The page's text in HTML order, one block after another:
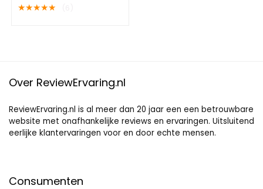
★★★★★
Over ReviewErvaring.nl
ReviewErvaring.nl is al meer dan 20 jaar een een betrouwbare
website met onafhankelijke reviews en ervaringen. Uitsluitend
eerlijke klantervaringen voor en door echte mensen.
Consumenten